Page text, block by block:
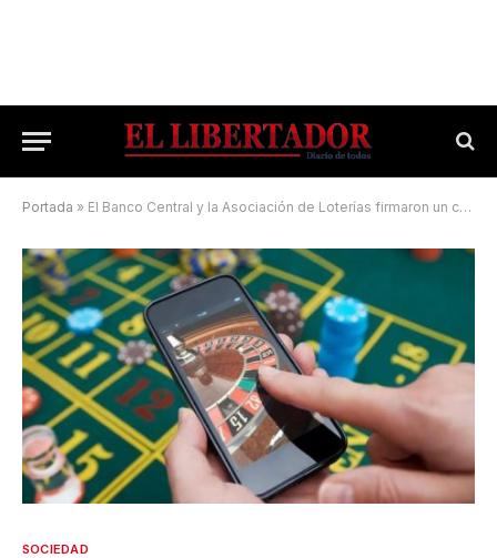
Portada » El Banco Central y la Asociación de Loterías firmaron un convenio para combatir la ludopatía, el juego ilegal y las apuestas de menores
SOCIEDAD